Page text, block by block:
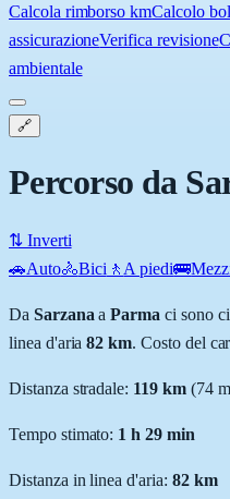
Calcola rimborso kmCalcolo
assicurazioneVerifica revisione
ambientale
🔗
Percorso da
⇅ Inverti
🚗Auto🚴Bici 🚶 A piedi🚌
Da Sarzana aParma ci sono
linea d'aria82 km. Costo del
Distanza stradale: 119km (74
Tempo stimato: 1 h 29 min
Distanza in linea d'aria: 82km